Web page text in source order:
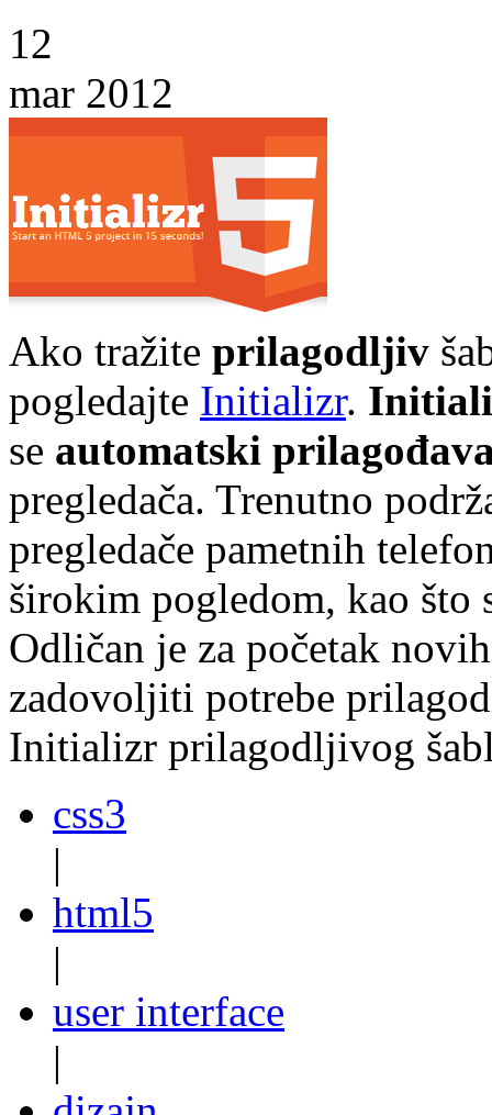
12
mar 2012
Ako tražite prilagodljiv
pogledajte Initializr.
se automatski
pregledača. Trenutno
pregledače pametnih
širokim pogledom, kao što
Odličan je za početak
zadovoljiti potrebe
Initializr prilagodljivog
css3
|
html5
|
user interface
|